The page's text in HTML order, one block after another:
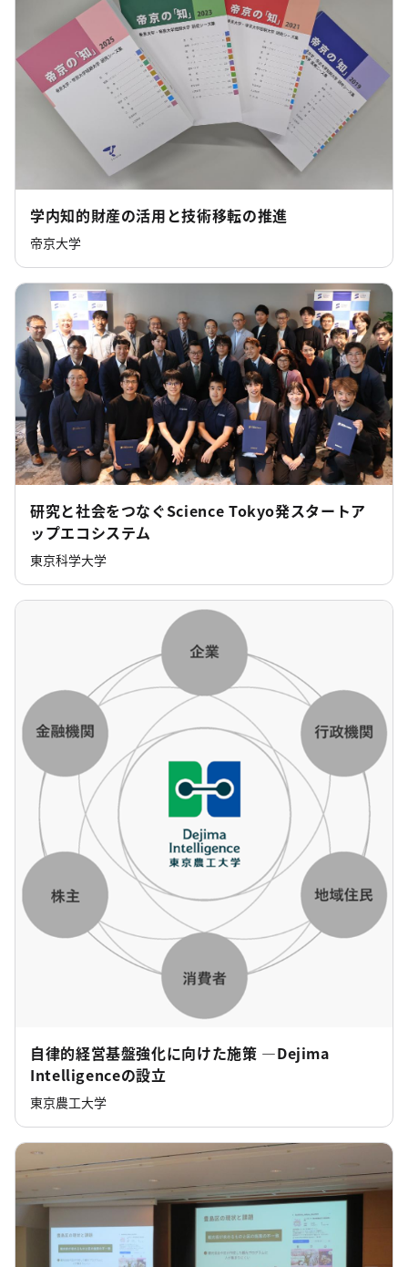
学内知的財産の活用と技術移転の推進
帝京大学
研究と社会をつなぐScience Tokyo発スタートア
ップエコシステム
東京科学大学
自律的経営基盤強化に向けた施策 ―Dejima
Intelligenceの設立
東京農工大学